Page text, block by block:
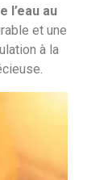
l’eau au
et une
à la